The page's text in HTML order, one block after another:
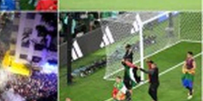
Çankırı
Çorum
Denizli